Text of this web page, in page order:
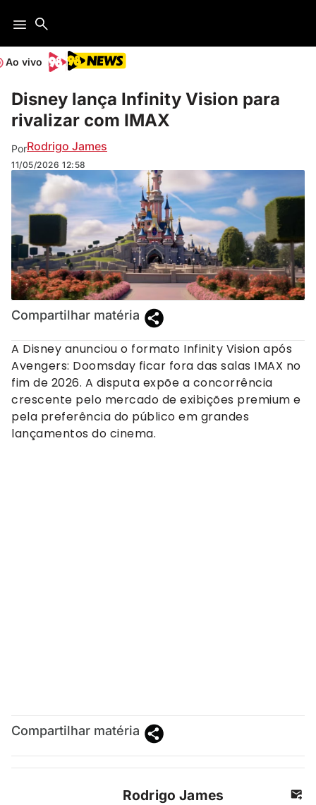
Ao vivo
Disney lança Infinity Vision para
rivalizar com IMAX
PorRodrigo James
11/05/2026 12:58
Compartilhar matéria
A Disney anunciou o formato Infinity Vision após
Avengers: Doomsday ficar fora das salas IMAX no
fim de 2026. A disputa expõe a concorrência
crescente pelo mercado de exibições premium e
pela preferência do público em grandes
lançamentos do cinema.
Compartilhar matéria
Rodrigo James